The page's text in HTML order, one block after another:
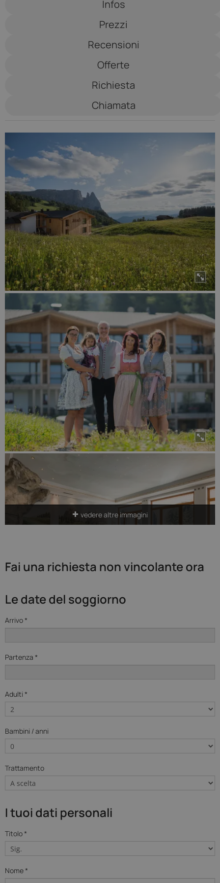
Infos
Prezzi
Recensioni
Offerte
Richiesta
Chiamata
vedere altre immagini
Fai una richiesta non vincolante ora
Le date del soggiorno
Arrivo *
Partenza *
Adulti *
Bambini / anni
Trattamento
I tuoi dati personali
Titolo *
Nome *